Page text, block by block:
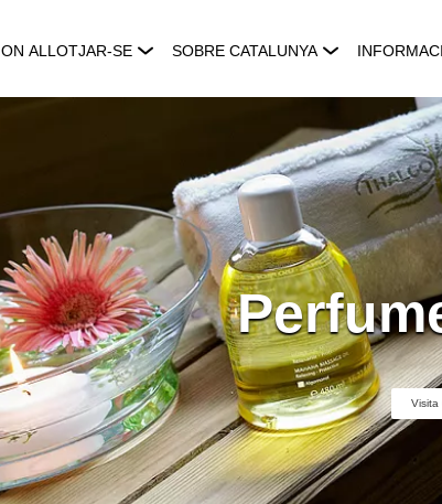
ON ALLOTJAR-SE SOBRE CATALUNYA
Visita